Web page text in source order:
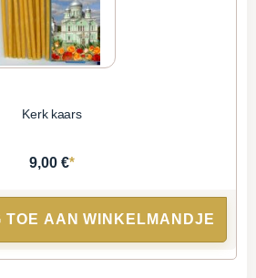
Kerk kaars
9,00 €*
TOE AAN WINKELMANDJE